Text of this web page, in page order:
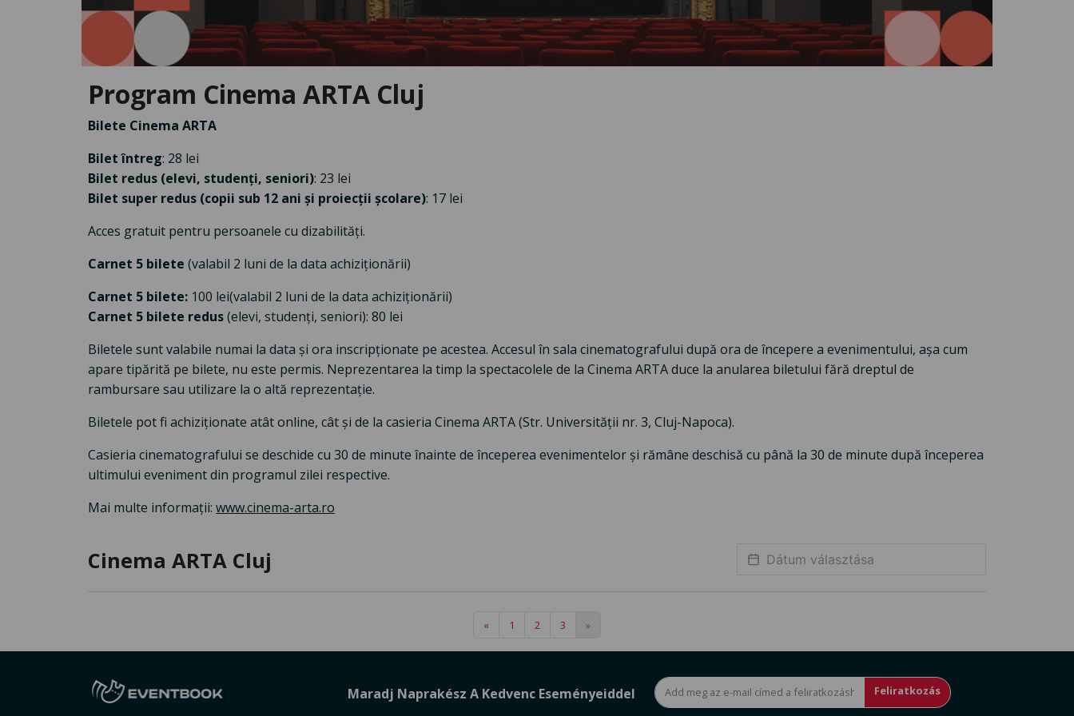
Program Cinema ARTA Cluj
Bilete Cinema ARTA
Bilet întreg: 28 lei
Bilet redus (elevi, studenți, seniori): 23 lei
Bilet super redus (copii sub 12 ani și proiecții școlare): 17 lei
Acces gratuit pentru persoanele cu dizabilități.
Carnet 5 bilete (valabil 2 luni de la data achiziționării)
Carnet 5 bilete: 100 lei(valabil 2 luni de la data achiziționării)
Carnet 5 bilete redus(elevi, studenți, seniori): 80 lei
Biletele sunt valabile numai la data și ora inscripționate pe acestea. Accesul în sala cinematografului după ora de începere a evenimentului, așa cum
apare tipărită pe bilete, nu este permis. Neprezentarea la timp la spectacolele de la Cinema ARTA duce la anularea biletului fără dreptul de
rambursare sau utilizare la o altă reprezentație.
Biletele pot fi achiziționate atât online, cât și de la casieria Cinema ARTA (Str. Universității nr. 3, Cluj-Napoca).
Casieria cinematografului se deschide cu 30 de minute înainte de începerea evenimentelor și rămâne deschisă cu până la 30 de minute după începerea
ultimului eveniment din programul zilei respective.
Mai multe informații: www.cinema-arta.ro
Cinema ARTA Cluj
« 1 2 3 »
Maradj Naprakész A Kedvenc Eseményeiddel Feliratkozás